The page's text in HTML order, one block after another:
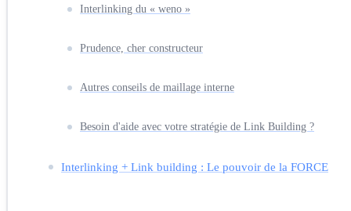
Interlinking du « weno »
Prudence, cher constructeur
Autres conseils de maillage interne
Besoin d'aide avec votre stratégie de Link Building ?
Interlinking + Link building : Le pouvoir de la FORCE